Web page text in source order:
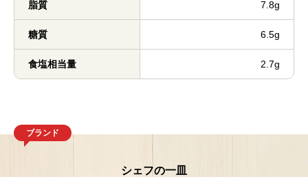
脂質 7.8g
糖質 6.5g
食塩相当量 2.7g
ブランド
シェフの一皿